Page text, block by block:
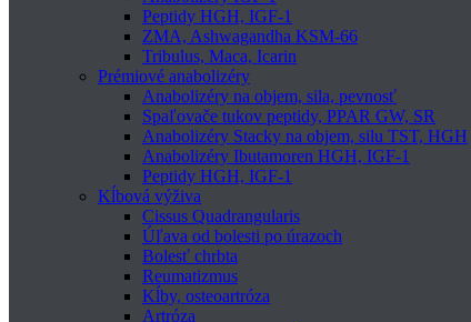
Peptidy HGH, IGF-1
ZMA, Ashwagandha KSM-66
Tribulus, Maca, Icarin
Prémiové anabolizéry
Anabolizéry na objem, sila, pevnosť
Spaľovače tukov peptidy, PPAR GW, SR
Anabolizéry Stacky na objem, silu TST, HGH
Anabolizéry Ibutamoren HGH, IGF-1
Peptidy HGH, IGF-1
Kĺbová výživa
Cissus Quadrangularis
Úľava od bolesti po úrazoch
Bolesť chrbta
Reumatizmus
Kĺby, osteoartróza
Artróza